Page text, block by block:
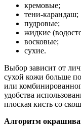
кремовые;
тени-карандаш;
пудровые;
жидкие
восковые;
сухие.
Выбор зависит от
сухой кожи больше
или
удобства
плоская кисть со
Алгоритм